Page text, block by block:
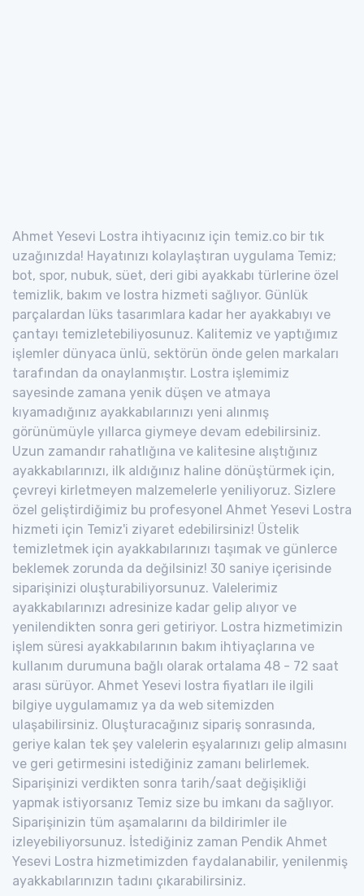
Ahmet Yesevi Lostra ihtiyacınız için temiz.co bir tık
uzağınızda! Hayatınızı kolaylaştıran uygulama Temiz;
bot, spor, nubuk, süet, deri gibi ayakkabı türlerine özel
temizlik, bakım ve lostra hizmeti sağlıyor. Günlük
parçalardan lüks tasarımlara kadar her ayakkabıyı ve
çantayı temizletebiliyosunuz. Kalitemiz ve yaptığımız
işlemler dünyaca ünlü, sektörün önde gelen markaları
tarafından da onaylanmıştır. Lostra işlemimiz
sayesinde zamana yenik düşen ve atmaya
kıyamadığınız ayakkabılarınızı yeni alınmış
görünümüyle yıllarca giymeye devam edebilirsiniz.
Uzun zamandır rahatlığına ve kalitesine alıştığınız
ayakkabılarınızı, ilk aldığınız haline dönüştürmek için,
çevreyi kirletmeyen malzemelerle yeniliyoruz. Sizlere
özel geliştirdiğimiz bu profesyonel Ahmet Yesevi Lostra
hizmeti için Temiz'i ziyaret edebilirsiniz! Üstelik
temizletmek için ayakkabılarınızı taşımak ve günlerce
beklemek zorunda da değilsiniz! 30 saniye içerisinde
siparişinizi oluşturabiliyorsunuz. Valelerimiz
ayakkabılarınızı adresinize kadar gelip alıyor ve
yenilendikten sonra geri getiriyor. Lostra hizmetimizin
işlem süresi ayakkabılarının bakım ihtiyaçlarına ve
kullanım durumuna bağlı olarak ortalama 48 - 72 saat
arası sürüyor. Ahmet Yesevi lostra fiyatları ile ilgili
bilgiye uygulamamız ya da web sitemizden
ulaşabilirsiniz. Oluşturacağınız sipariş sonrasında,
geriye kalan tek şey valelerin eşyalarınızı gelip almasını
ve geri getirmesini istediğiniz zamanı belirlemek.
Siparişinizi verdikten sonra tarih/saat değişikliği
yapmak istiyorsanız Temiz size bu imkanı da sağlıyor.
Siparişinizin tüm aşamalarını da bildirimler ile
izleyebiliyorsunuz. İstediğiniz zaman Pendik Ahmet
Yesevi Lostra hizmetimizden faydalanabilir, yenilenmiş
ayakkabılarınızın tadını çıkarabilirsiniz.